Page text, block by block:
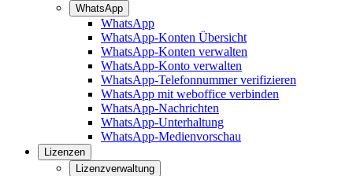
WhatsApp
WhatsApp
WhatsApp-Konten Übersicht
WhatsApp-Konten verwalten
WhatsApp-Konto verwalten
WhatsApp-Telefonnummer verifizieren
WhatsApp mit weboffice verbinden
WhatsApp-Nachrichten
WhatsApp-Unterhaltung
WhatsApp-Medienvorschau
Lizenzen
Lizenzverwaltung